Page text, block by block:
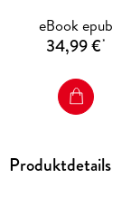
eBook epub
34,99 €*
Produktdetails